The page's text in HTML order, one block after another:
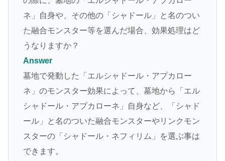
ネ」自身や、その他の「シャドール」と名のつい
た融合モンスター等を選んだ場合、効果処理はど
うなりますか？
Answer
墓地で発動した「エルシャドール・アプカロー
ネ」のモンスター効果によって、墓地から「エル
シャドール・アプカローネ」自身など、「シャド
ール」と名のついた融合モンスターやリンクモン
スターの「シャドール・ネフィリム」を選ぶ事は
できます。